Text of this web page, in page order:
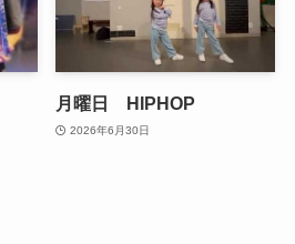
月曜日 HIPHOP
2026年6月30日